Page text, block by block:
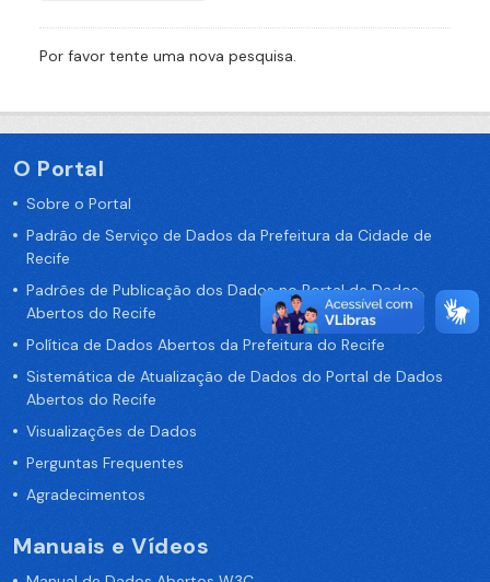
Por favor tente uma nova pesquisa.
O Portal
Sobre o Portal
Padrão de Serviço de Dados da Prefeitura da Cidade de
Recife
Padrões de Publicação dos Dados no Portal de Dados
Abertos do Recife
Política de Dados Abertos da Prefeitura do Recife
Sistemática de Atualização de Dados do Portal de Dados
Abertos do Recife
Visualizações de Dados
Perguntas Frequentes
Agradecimentos
Manuais e Vídeos